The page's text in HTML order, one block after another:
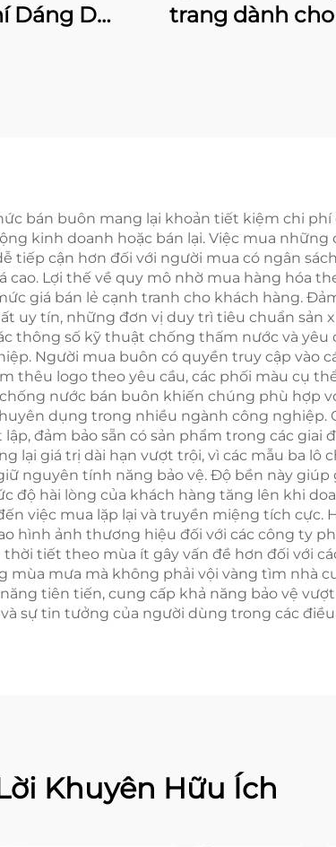
Dáng Dài
trang dành
bán buôn mang lại khoản tiết kiệm chi
kinh doanh hoặc bán lại. Việc mua những
cận hơn đối với người mua có ngân
Lợi thế về quy mô nhờ mua hàng hóa
giá bán lẻ cạnh tranh cho khách hàng.
uy tín, những đơn vị duy trì tiêu chuẩn sản
thông số kỹ thuật chống thấm nước và
Người mua buôn có quyền truy cập vào
thêu logo theo yêu cầu, các phối màu cụ
nước bán buôn khiến chúng phù hợp
dụng trong nhiều ngành công nghiệp.
đảm bảo sẵn có sản phẩm trong các giai
lại giá trị dài hạn vượt trội, vì các mẫu ba lô
nguyên tính năng bảo vệ. Độ bền này giúp
độ hài lòng của khách hàng tăng lên khi
việc mua lặp lại và truyền miệng tích
hình ảnh thương hiệu đối với các công ty
tiết theo mùa ít gây vấn đề hơn đối với
mùa mưa mà không phải vội vàng tìm nhà
tiên tiến, cung cấp khả năng bảo vệ
sự tin tưởng của người dùng trong các
Khuyên Hữu Ích